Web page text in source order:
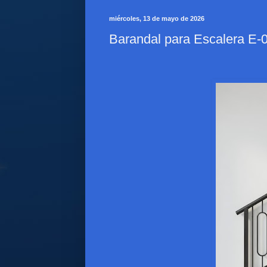
miércoles, 13 de mayo de 2026
Barandal para Escalera E-